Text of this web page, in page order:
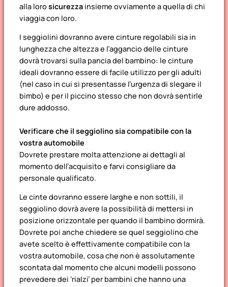
alla loro sicurezza insieme ovviamente a quella di chi
viaggia con loro.
I seggiolini dovranno avere cinture regolabili sia in
lunghezza che altezza e l’aggancio delle cinture
dovrà trovarsi sulla pancia del bambino: le cinture
ideali dovranno essere di facile utilizzo per gli adulti
(nel caso in cui si presentasse l’urgenza di slegare il
bimbo) e per il piccino stesso che non dovrà sentirle
dure addosso.
Verificare che il seggiolino sia compatibile con la
vostra automobile
Dovrete prestare molta attenzione ai dettagli al
momento dell’acquisito e farvi consigliare da
personale qualificato.
Le cinte dovranno essere larghe e non sottili, il
seggiolino dovrà avere la possibilità di mettersi in
posizione orizzontale per quando il bambino dormirà.
Dovrete poi anche chiedere se quel seggiolino che
avete scelto è effettivamente compatibile con la
vostra automobile, cosa che non è assolutamente
scontata dal momento che alcuni modelli possono
prevedere dei ‘rialzi’ per bambini che hanno una